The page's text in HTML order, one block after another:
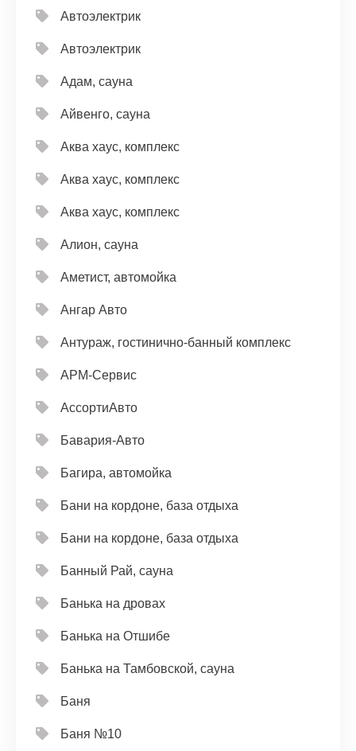
Автоэлектрик
Автоэлектрик
Адам, сауна
Айвенго, сауна
Аква хаус, комплекс
Аква хаус, комплекс
Аква хаус, комплекс
Алион, сауна
Аметист, автомойка
Ангар Авто
Антураж, гостинично-банный комплекс
АРМ-Сервис
АссортиАвто
Бавария-Авто
Багира, автомойка
Бани на кордоне, база отдыха
Бани на кордоне, база отдыха
Банный Рай, сауна
Банька на дровах
Банька на Отшибе
Банька на Тамбовской, сауна
Баня
Баня №10